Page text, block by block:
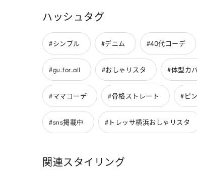
ハッシュタグ
#シンプル #デニム #40代コーデ
#gu_for_all #おしゃリスタ #体型カ
#ママコーデ #骨格ストレート #ピ
#sns掲載中 #トレッサ横浜おしゃリスタ
関連スタイリング